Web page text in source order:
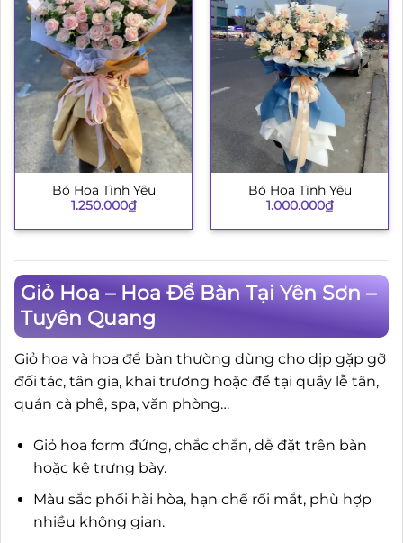
Bó Hoa Tình Yêu
1.250.000₫
Bó Hoa Tình Yêu
1.000.000₫
Giỏ Hoa – Hoa Để Bàn Tại Yên Sơn –
Tuyên Quang
Giỏ hoa và hoa để bàn thường dùng cho dịp gặp gỡ
đối tác, tân gia, khai trương hoặc để tại quầy lễ tân,
quán cà phê, spa, văn phòng…
Giỏ hoa form đứng, chắc chắn, dễ đặt trên bàn
hoặc kệ trưng bày.
Màu sắc phối hài hòa, hạn chế rối mắt, phù hợp
nhiều không gian.